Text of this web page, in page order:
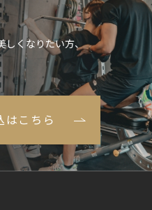
しくなりたい方、
はこちら